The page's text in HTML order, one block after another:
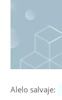
Alelo salvaje: